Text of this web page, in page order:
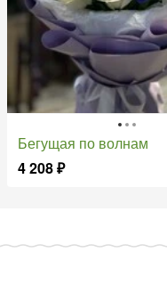
Бегущая по волнам
4 208₽